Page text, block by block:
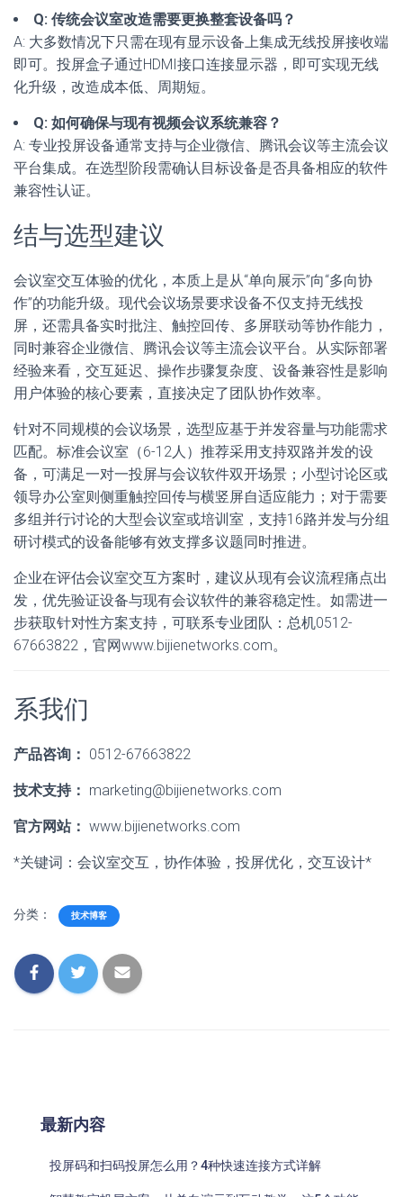
Q: 传统会议室改造需要更换整套设备吗？
A: 大多数情况下只需在现有显示设备上集成无线投屏接收端
即可。投屏盒子通过HDMI接口连接显示器，即可实现无线
化升级，改造成本低、周期短。
Q: 如何确保与现有视频会议系统兼容？
A: 专业投屏设备通常支持与企业微信、腾讯会议等主流会议
平台集成。在选型阶段需确认目标设备是否具备相应的软件
兼容性认证。
结与选型建议
会议室交互体验的优化，本质上是从“单向展示”向“多向协
作”的功能升级。现代会议场景要求设备不仅支持无线投
屏，还需具备实时批注、触控回传、多屏联动等协作能力，
同时兼容企业微信、腾讯会议等主流会议平台。从实际部署
经验来看，交互延迟、操作步骤复杂度、设备兼容性是影响
用户体验的核心要素，直接决定了团队协作效率。
针对不同规模的会议场景，选型应基于并发容量与功能需求
匹配。标准会议室（6-12人）推荐采用支持双路并发的设
备，可满足一对一投屏与会议软件双开场景；小型讨论区或
领导办公室则侧重触控回传与横竖屏自适应能力；对于需要
多组并行讨论的大型会议室或培训室，支持16路并发与分组
研讨模式的设备能够有效支撑多议题同时推进。
企业在评估会议室交互方案时，建议从现有会议流程痛点出
发，优先验证设备与现有会议软件的兼容稳定性。如需进一
步获取针对性方案支持，可联系专业团队：总机0512-
67663822，官网www.bijienetworks.com。
系我们
产品咨询： 0512-67663822
技术支持： marketing@bijienetworks.com
官方网站： www.bijienetworks.com
*关键词：会议室交互，协作体验，投屏优化，交互设计*
分类： 技术博客
最新内容
投屏码和扫码投屏怎么用？4种快速连接方式详解